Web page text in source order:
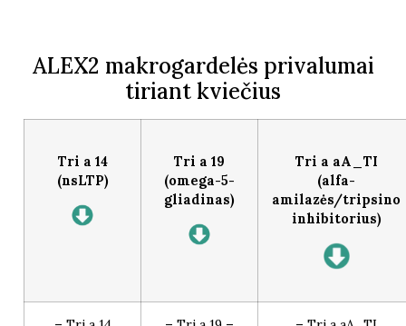
ALEX2 makrogardelės privalumai
tiriant kviečius
Tri a 14
(nsLTP)
Tri a 19
(omega-5-
gliadinas)
Tri a aA_TI
(alfa-
amilazės/tripsino
inhibitorius)